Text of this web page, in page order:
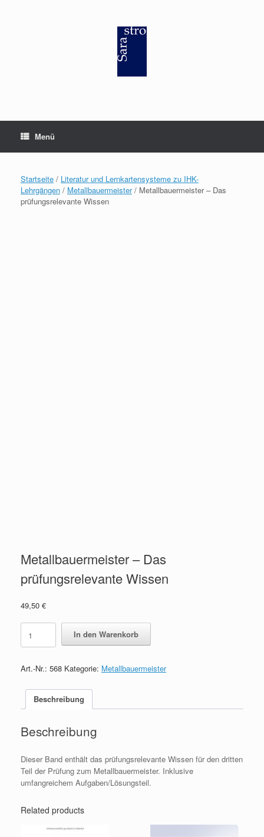
Menü
Startseite / Literatur und Lernkartensysteme zu IHK-
Lehrgängen / Metallbauermeister/ Metallbauermeister – Das
prüfungsrelevante Wissen
Metallbauermeister – Das
prüfungsrelevante Wissen
49,50 €
Metallbauermeister
Das
Wissen
In den Warenkorb
Art.-Nr.: 568 Kategorie: Metallbauermeister
Beschreibung
Beschreibung
Dieser Band enthält das prüfungsrelevante Wissen für den dritten
Teil der Prüfung zum Metallbauermeister. Inklusive
umfangreichem Aufgaben/Lösungsteil.
Related products